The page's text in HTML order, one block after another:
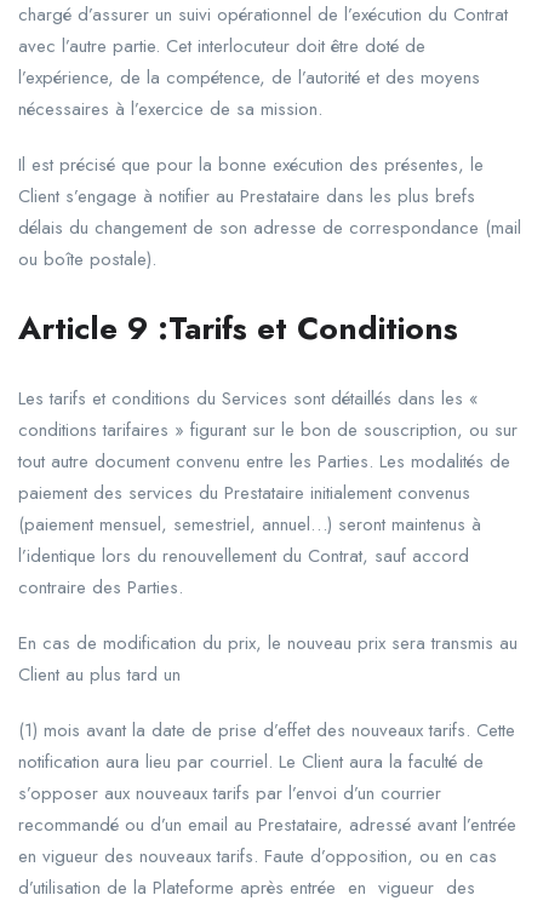
chargé d’assurer un suivi opérationnel de l’exécution du Contrat
avec l’autre partie. Cet interlocuteur doit être doté de
l’expérience, de la compétence, de l’autorité et des moyens
nécessaires à l’exercice de sa mission.
Il est précisé que pour la bonne exécution des présentes, le
Client s’engage à notifier au Prestataire dans les plus brefs
délais du changement de son adresse de correspondance (mail
ou boîte postale).
Article 9 :Tarifs et Conditions
Les tarifs et conditions du Services sont détaillés dans les «
conditions tarifaires » figurant sur le bon de souscription, ou sur
tout autre document convenu entre les Parties. Les modalités de
paiement des services du Prestataire initialement convenus
(paiement mensuel, semestriel, annuel…) seront maintenus à
l’identique lors du renouvellement du Contrat, sauf accord
contraire des Parties.
En cas de modification du prix, le nouveau prix sera transmis au
Client au plus tard un
(1) mois avant la date de prise d’effet des nouveaux tarifs. Cette
notification aura lieu par courriel. Le Client aura la faculté de
s’opposer aux nouveaux tarifs par l’envoi d’un courrier
recommandé ou d’un email au Prestataire, adressé avant l’entrée
en vigueur des nouveaux tarifs. Faute d’opposition, ou en cas
d’utilisation de la Plateforme après entrée en vigueur des